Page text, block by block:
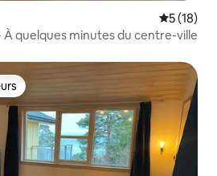
5 (18)
À quelques minutes du centre-ville